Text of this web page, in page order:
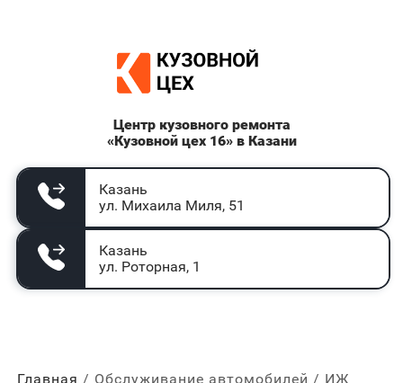
Центр кузовного ремонта
«Кузовной цех 16» в Казани
Казань
ул. Михаила Миля, 51
Казань
ул. Роторная, 1
Главная Обслуживание автомобилей ИЖ